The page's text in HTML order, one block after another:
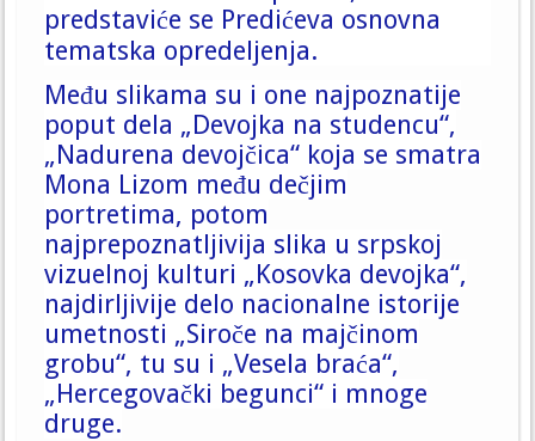
predstaviće se Predićeva osnovna
tematska opredeljenja.
Među slikama su i one najpoznatije
poput dela „Devojka na studencu“,
„Nadurena devojčica“ koja se smatra
Mona Lizom među dečjim
portretima, potom
najprepoznatljivija slika u srpskoj
vizuelnoj kulturi „Kosovka devojka“,
najdirljivije delo nacionalne istorije
umetnosti „Siroče na majčinom
grobu“, tu su i „Vesela braća“,
„Hercegovački begunci“ i mnoge
druge.